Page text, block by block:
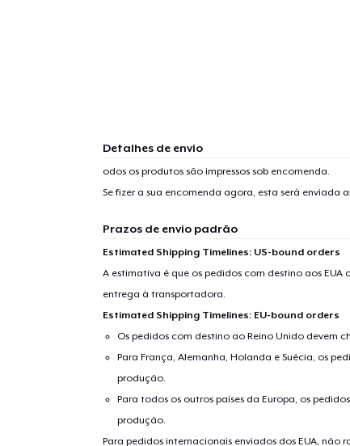
Detalhes de envio
odos os produtos são impressos sob encomenda.
Se fizer a sua encomenda agora, esta será enviada
Prazos de envio padrão
Estimated Shipping Timelines: US-bound orders
A estimativa é que os pedidos com destino aos EUA
entrega à transportadora.
Estimated Shipping Timelines: EU-bound orders
Os pedidos com destino ao Reino Unido devem
Para França, Alemanha, Holanda e Suécia, os
produção.
Para todos os outros países da Europa, os
produção.
Para pedidos internacionais enviados dos EUA, não